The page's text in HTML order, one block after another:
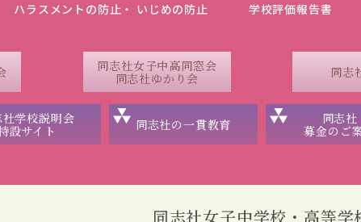
ハラスメントの防止・ いじめの防止 学校評価報告書
同志社女子中高同窓会
同志社ゆかり会
同志
社学校説明会
設サイト
同志社の一貫教育
同志社
募金のご
同志社女子中学校・高等学